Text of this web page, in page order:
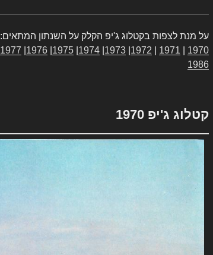
על מנת לצפות בקטלוג ג'יפ הקלק על השנתון המתאים:
1970
1971
1972
1973
1974
1975
1976
1977
1986
קטלוג ג'יפ 1970